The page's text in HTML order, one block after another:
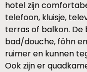
hotel zijn
telefoon, kluisje,
terras of balkon.
bad/douche, föhn
ruimer en kunnen
Ook zijn er